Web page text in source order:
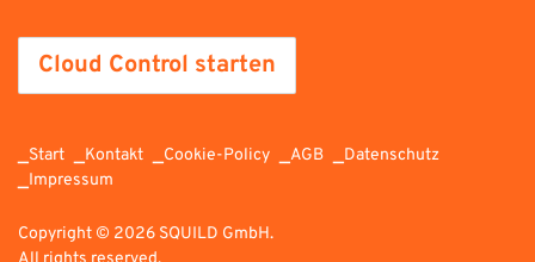
Cloud Control starten
_Start _Kontakt​ _Cookie-Policy _AGB _Datenschutz
_Impressum
Copyright © 2026 SQUILD GmbH.